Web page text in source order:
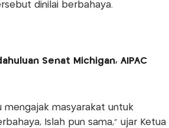
dinilai berbahaya.
Senat Michigan, AIPAC
mengajak masyarakat untuk
Islah pun sama," ujar Ketua